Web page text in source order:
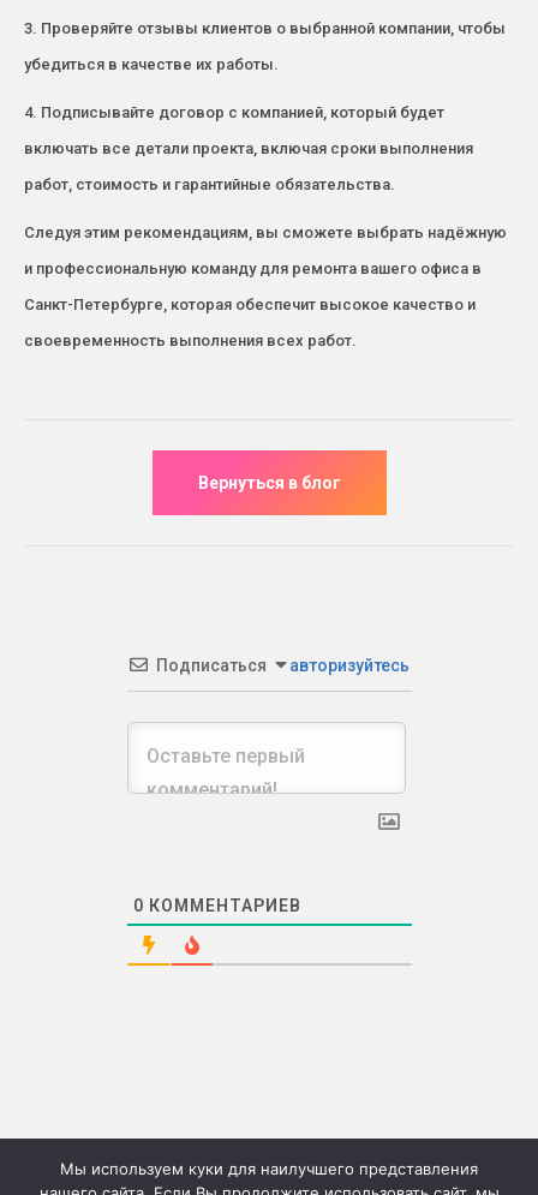
3. Проверяйте отзывы клиентов о выбранной компании, чтобы
убедиться в качестве их работы.
4. Подписывайте договор с компанией, который будет
включать все детали проекта, включая сроки выполнения
работ, стоимость и гарантийные обязательства.
Следуя этим рекомендациям, вы сможете выбрать надёжную
и профессиональную команду для ремонта вашего офиса в
Санкт-Петербурге, которая обеспечит высокое качество и
своевременность выполнения всех работ.
Подписаться авторизуйтесь
0 КОММЕНТАРИЕВ
Мы используем куки для наилучшего представления